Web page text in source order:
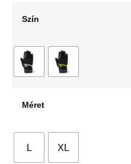
Szín
Méret
L XL